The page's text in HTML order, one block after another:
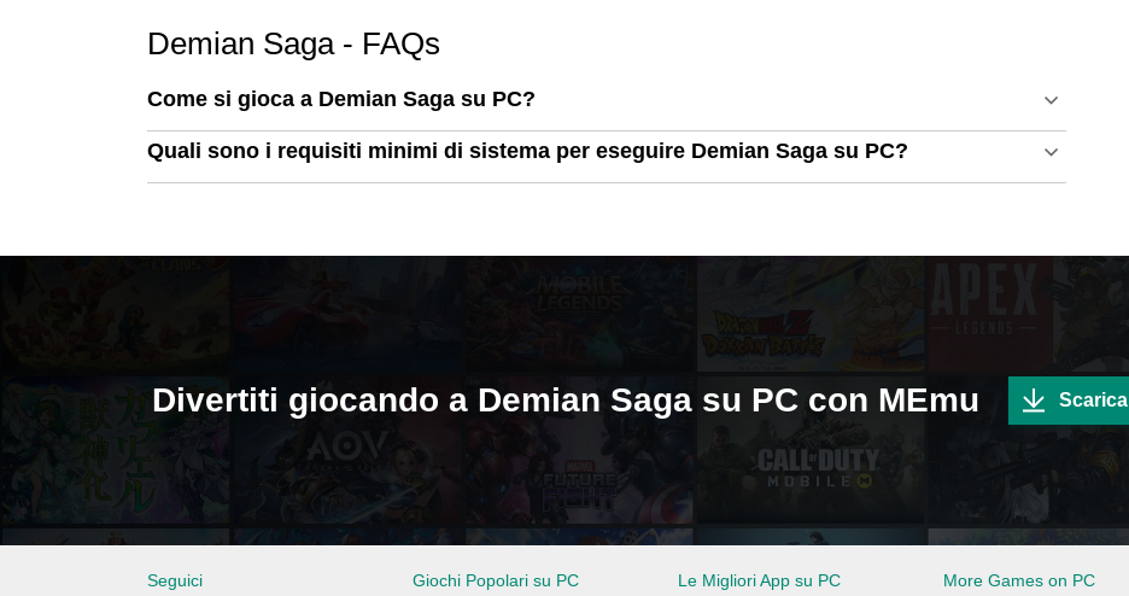
Demian Saga - FAQs
Come si gioca a Demian Saga su PC?
Quali sono i requisiti minimi di sistema per eseguire Demian Saga su PC?
Divertiti giocando a Demian Saga su PC con MEmu Scarica
Seguici Giochi Popolari su PC Le Migliori App su PC More Games on PC